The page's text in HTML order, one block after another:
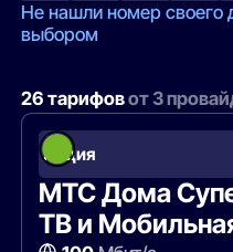
Не нашли номер
выбором
26 тарифовот 3
Акция
МТС Дома
ТВ и